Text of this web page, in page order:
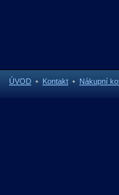
ÚVOD • Kontakt • Nákupní